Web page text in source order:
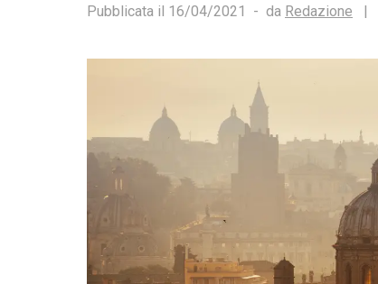
Pubblicata il 16/04/2021 da Redazione |